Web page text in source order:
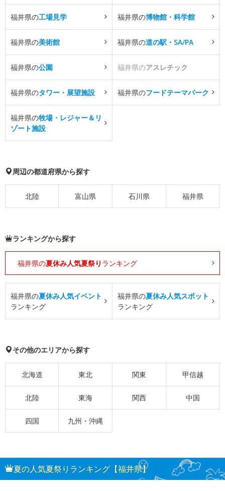
福井県の工場見学 福井県の博物館・科学館
福井県の美術館 福井県の道の駅・SA/PA
福井県の公園 福井県のアスレチック
福井県のタワー・展望施設 福井県のフードテーマパーク
福井県の牧場・レジャー＆リ
ゾート施設
周辺の都道府県から探す
北陸 富山県 石川県 福井県
ランキングから探す
福井県の夏休み人気夏祭り ランキング
福井県の夏休み人気イベント
ランキング
福井県の夏休み人気スポット
ランキング
その他のエリアから探す
北海道 東北 関東 甲信越
北陸 東海 関西 中国
四国 九州・沖縄
夏の人気夏祭りランキング【福井県】